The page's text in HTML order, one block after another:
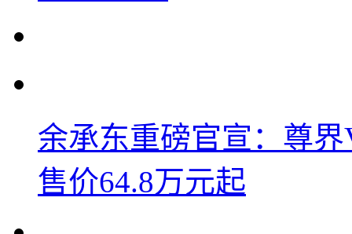
余承东重磅官宣：尊
售价64.8万元起